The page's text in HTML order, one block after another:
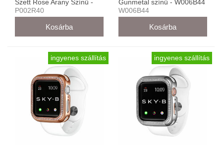
Szett Rose Arany Színű -
P002R40 (40 mm-es órára)
P002R40
Gunmetal színű - W006B44
W006B44
ingyenes szállítás ingyenes szállítás